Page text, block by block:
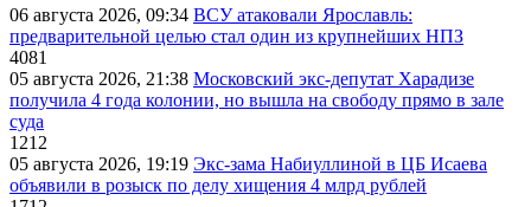
06 августа 2026, 09:34 ВСУ атаковали Ярославль:
предварительной целью стал один из крупнейших НПЗ
4081
05 августа 2026, 21:38 Московский экс-депутат Харадизе
получила 4 года колонии, но вышла на свободу прямо в зале
суда
1212
05 августа 2026, 19:19 Экс-зама Набиуллиной в ЦБ Исаева
объявили в розыск по делу хищения 4 млрд рублей